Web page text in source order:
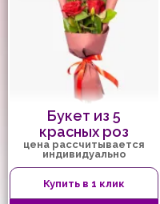
Букет из 5
красных роз
цена рассчитывается
индивидуально
Купить в 1 клик